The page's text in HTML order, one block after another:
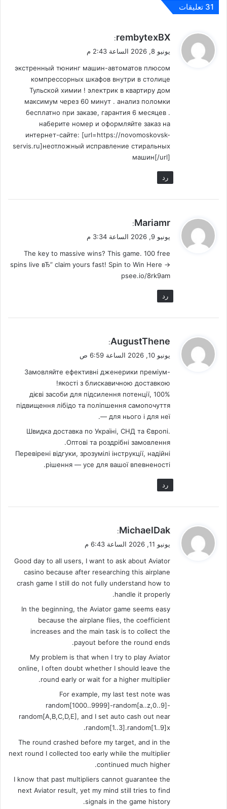
‫31 تعليقات
ي
ل
rembytexBX
:
يونيو 8, 2026 الساعة 2:43 م
экстренный тюнинг машин-автоматов плюсом
компрессорных шкафов внутри в столице
Тульской химии ! электрик в квартиру дом
максимум через 60 минут . анализ поломки
бесплатно при заказе, гарантия 6 месяцев .
наберите номер и оформляйте заказ на
интернет-сайте: [url=https://novomoskovsk-
servis.ru]неотложный исправление стиральных
машин[/url]
رد
ي
ل
Mariamr
:
يونيو 9, 2026 الساعة 3:34 م
The key to massive wins? This game. 100 free
spins live вЂ” claim yours fast! Spin to Win Here ->
psee.io/8rk9am
رد
ي
ل
AugustThene
:
يونيو 10, 2026 الساعة 6:59 ص
Замовляйте ефективні дженерики преміум-
якості з блискавичною доставкою!
100% дієві засоби для підсилення потенції,
підвищення лібідо та поліпшення самопочуття
— для нього і для неї.
Швидка доставка по Україні, СНД та Європі.
Оптові та роздрібні замовлення.
Перевірені відгуки, зрозумілі інструкції, надійні
рішення — усе для вашої впевненості.
رد
ي
ل
MichaelDak
:
يونيو 11, 2026 الساعة 6:43 م
Good day to all users, I want to ask about Aviator
casino because after researching this airplane
crash game I still do not fully understand how to
handle it properly.
In the beginning, the Aviator game seems easy
because the airplane flies, the coefficient
increases and the main task is to collect the
payout before the round ends.
My problem is that when I try to play Aviator
online, I often doubt whether I should leave the
round early or wait for a higher multiplier.
For example, my last test note was
random[1000..9999]-random[a..z,0..9]-
random[A,B,C,D,E], and I set auto cash out near
random[1..3].random[1..9]x.
The round crashed before my target, and in the
next round I collected too early while the multiplier
continued much higher.
I know that past multipliers cannot guarantee the
next Aviator result, yet my mind still tries to find
signals in the game history.